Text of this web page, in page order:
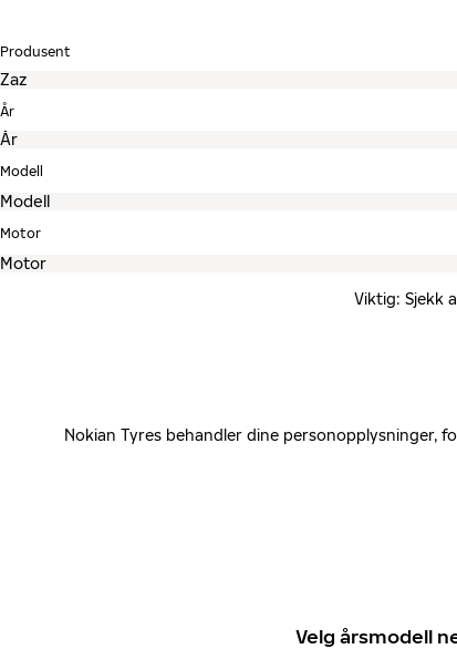
Produsent
År
Modell
Motor
Viktig: Sjekk
Nokian Tyres behandler dine personopplysninger,
Velg årsmodell